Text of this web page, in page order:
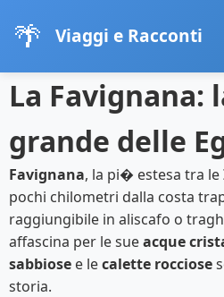
🌴 Viaggi e Racconti
La Favignana:
grande delle
Favignana, la pi� estesa tra le
pochi chilometri dalla costa
raggiungibile in aliscafo o
affascina per le sueacque
sabbiose e lecalette rocciose
storia.